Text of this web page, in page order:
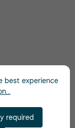
best experience
required